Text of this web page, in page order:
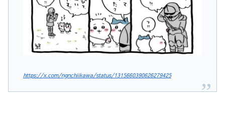
https://x.com/ngnchiikawa/status/1315660390626279425